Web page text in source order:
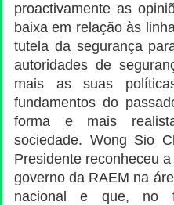
proactivamente as
baixa em relação às
tutela da segurança
autoridades de
mais as suas
fundamentos do
forma e mais
sociedade. Wong Sio
Presidente reconheceu
governo da RAEM na
nacional e que, no